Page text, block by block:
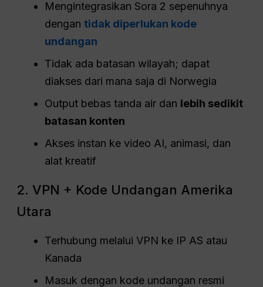
Mengintegrasikan Sora 2 sepenuhnya
dengantidak diperlukan kode
undangan
Tidak ada batasan wilayah; dapat
diakses dari mana saja di Norwegia
Output bebas tanda air dan lebih sedikit
batasan konten
Akses instan ke video AI, animasi, dan
alat kreatif
2. VPN + Kode Undangan Amerika
Utara
Terhubung melalui VPN ke IP AS atau
Kanada
Masuk dengan kode undangan resmi